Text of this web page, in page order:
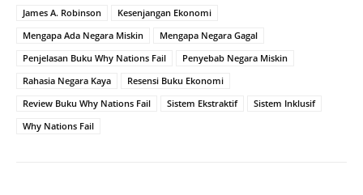
James A. Robinson
Kesenjangan Ekonomi
Mengapa Ada Negara Miskin
Mengapa Negara Gagal
Penjelasan Buku Why Nations Fail
Penyebab Negara Miskin
Rahasia Negara Kaya
Resensi Buku Ekonomi
Review Buku Why Nations Fail
Sistem Ekstraktif
Sistem Inklusif
Why Nations Fail